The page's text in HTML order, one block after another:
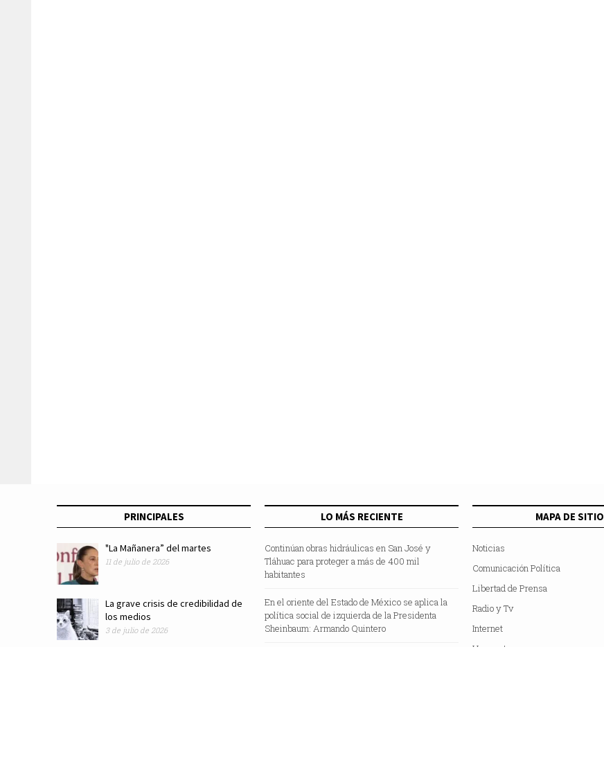
PRINCIPALES
"La Mañanera” del martes
11 de julio de 2026
La grave crisis de credibilidad de
los medios
3 de julio de 2026
LO MÁS RECIENTE
Continúan obras hidráulicas en San José y
Tláhuac para proteger a más de 400 mil
habitantes
En el oriente del Estado de México se aplica la
política social de izquierda de la Presidenta
Sheinbaum: Armando Quintero
MAPA DE SITIO
Noticias
Comunicación Política
Libertad de Prensa
Radio y Tv
Internet
Hemeroteca